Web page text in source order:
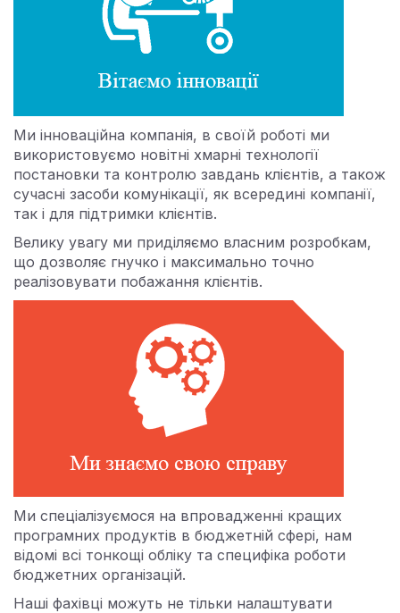
Ми інноваційна компанія, в своїй роботі ми
використовуємо новітні хмарні технології
постановки та контролю завдань клієнтів, а також
сучасні засоби комунікації, як всередині компанії,
так і для підтримки клієнтів.
Велику увагу ми приділяємо власним розробкам,
що дозволяє гнучко і максимально точно
реалізовувати побажання клієнтів.
Ми спеціалізуємося на впровадженні кращих
програмних продуктів в бюджетній сфері, нам
відомі всі тонкощі обліку та специфіка роботи
бюджетних організацій.
Наші фахівці можуть не тільки налаштувати